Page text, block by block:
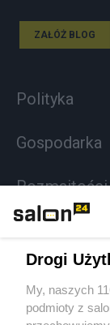
ZAŁÓŻ BLOG
Polityka
Gospodarka
Rozmaitości
Sport
Drogi
My, naszych
podmioty z